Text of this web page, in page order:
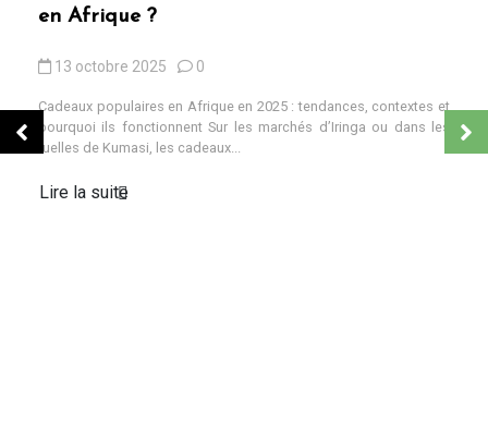
en Afrique ?
13 octobre 2025 0
Cadeaux populaires en Afrique en 2025 : tendances, contextes et
pourquoi ils fonctionnent Sur les marchés d’Iringa ou dans les
ruelles de Kumasi, les cadeaux...
Lire la suite